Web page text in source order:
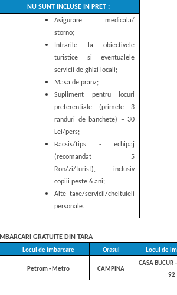
NU SUNT INCLUSE IN PRET :
Asigurare medicala/
storno;
Intrarile la obiectivele
turistice si eventualele
servicii de ghizi locali;
Masa de pranz;
Supliment pentru locuri
preferentiale (primele 3
randuri de banchete) – 30
Lei/pers;
Bacsis/tips - echipaj
(recomandat 5
Ron/zi/turist), inclusiv
copiii peste 6 ani;
Alte taxe/servicii/cheltuieli
personale.
IMBARCARI GRATUITE DIN TARA
Locul de imbarcare Orasul Locul de
Petrom - Metro CAMPINA
CASA BUCUR
92